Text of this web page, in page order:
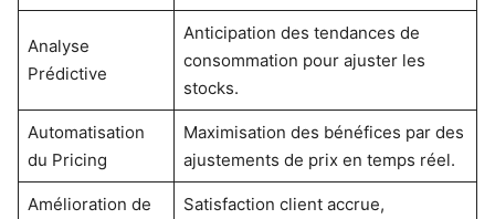
Analyse
Prédictive
Anticipation des tendances de
consommation pour ajuster les
stocks.
Automatisation
du Pricing
Maximisation des bénéfices par des
ajustements de prix en temps réel.
Amélioration de
Satisfaction client accrue,